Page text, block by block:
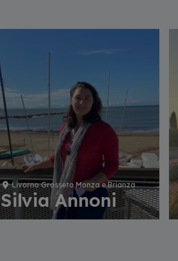
Livorno Grosseto Monza e Brianza
Silvia Annoni